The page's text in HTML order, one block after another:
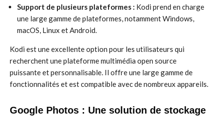
Support de plusieurs plateformes : Kodi prend en charge
une large gamme de plateformes, notamment Windows,
macOS, Linux et Android.
Kodi est une excellente option pour les utilisateurs qui
recherchent une plateforme multimédia open source
puissante et personnalisable. Il offre une large gamme de
fonctionnalités et est compatible avec de nombreux appareils.
Google Photos : Une solution de stockage